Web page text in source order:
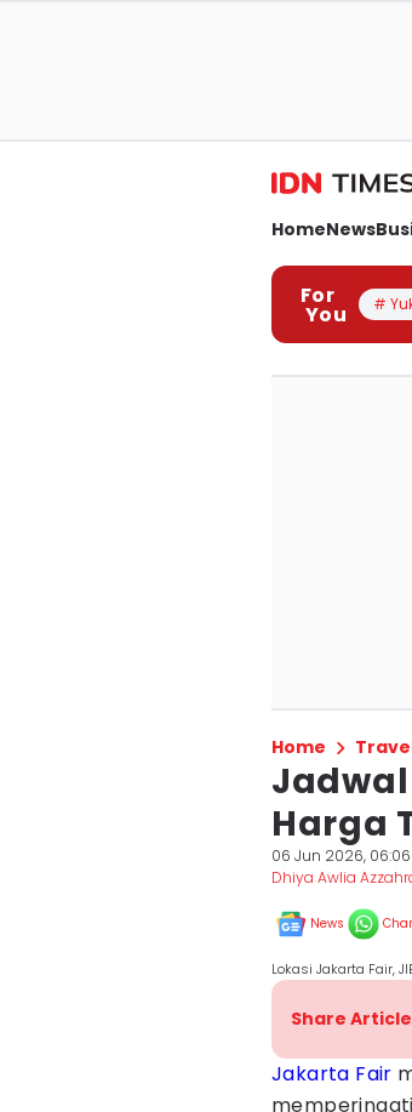
HomeNews
For
You #
Home
Harga
06 Jun 2026, 06:06
Dhiya Awlia
News
Lokasi Jakarta Fair,
Share Article
Jakarta Fair